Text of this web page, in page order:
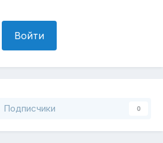
Войти
Подписчики 0